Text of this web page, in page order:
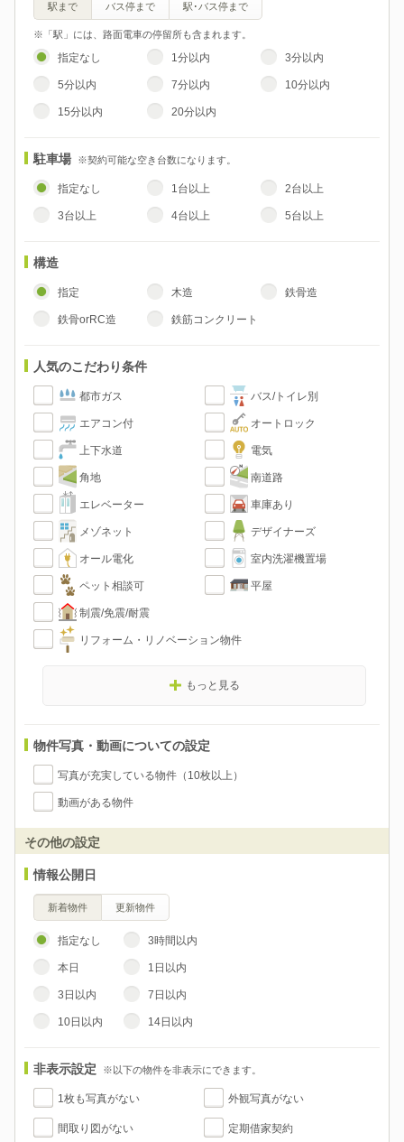
駅まで バス停まで 駅･バス停まで
指定なし 1分以内 3分以内
5分以内 7分以内 10分以内
15分以内 20分以内
※「駅」には、路面電車の停留所も含まれます。
駐車場 ※契約可能な空き台数になります。
指定なし 1台以上 2台以上
3台以上 4台以上 5台以上
構造
指定 木造 鉄骨造
鉄骨orRC造 鉄筋コンクリート
人気のこだわり条件
都市ガス バス/トイレ別
エアコン付 オートロック
上下水道 電気
角地 南道路
エレベーター 車庫あり
メゾネット デザイナーズ
オール電化 室内洗濯機置場
ペット相談可 平屋
制震/免震/耐震
リフォーム・リノベーション物件
もっと見る
物件写真・動画についての設定
写真が充実している物件（10枚以上）
動画がある物件
その他の設定
情報公開日
新着物件 更新物件
指定なし 3時間以内
本日 1日以内
3日以内 7日以内
10日以内 14日以内
非表示設定 ※以下の物件を非表示にできます。
1枚も写真がない 外観写真がない
間取り図がない 定期借家契約